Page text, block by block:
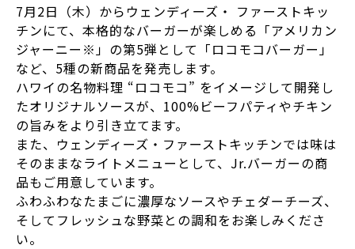
7月2日（木）からウェンディーズ・ ファーストキッ
チンにて、本格的なバーガーが楽しめる「アメリカン
ジャーニー※」の第5弾として「ロコモコバーガー」
など、5種の新商品を発売します。
ハワイの名物料理 “ロコモコ” をイメージして開発し
たオリジナルソースが、100%ビーフパティやチキン
の旨みをより引き立てます。
また、ウェンディーズ・ファーストキッチンでは味は
そのままなライトメニューとして、Jr.バーガーの商
品もご用意しています。
ふわふわなたまごに濃厚なソースやチェダーチーズ、
そしてフレッシュな野菜との調和をお楽しみくださ
い。